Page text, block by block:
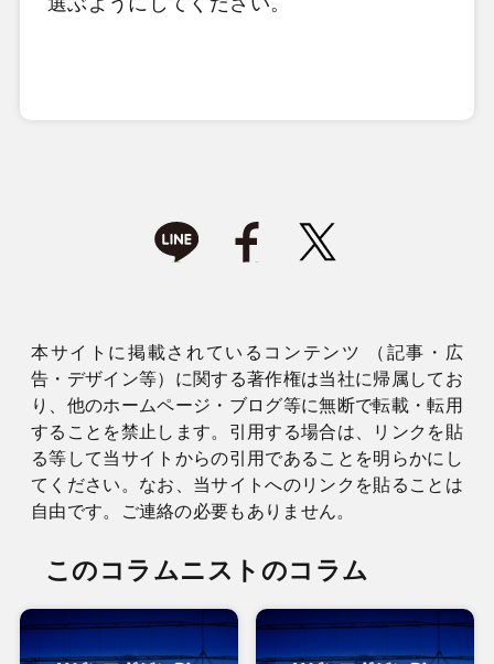
本サイトに掲載されているコンテンツ （記事・広
告・デザイン等）に関する著作権は当社に帰属してお
り、他のホームページ・ブログ等に無断で転載・転用
することを禁止します。引用する場合は、リンクを貼
る等して当サイトからの引用であることを明らかにし
てください。なお、当サイトへのリンクを貼ることは
自由です。ご連絡の必要もありません。
このコラムニストのコラム